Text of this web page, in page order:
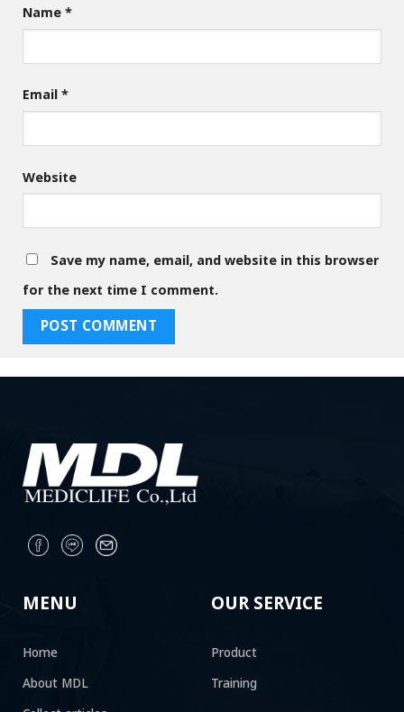
Name*
Email*
Website
Save my name, email, and website in this browser
for the next time I comment.
MENU
Home
About MDL
OUR SERVICE
Product
Training